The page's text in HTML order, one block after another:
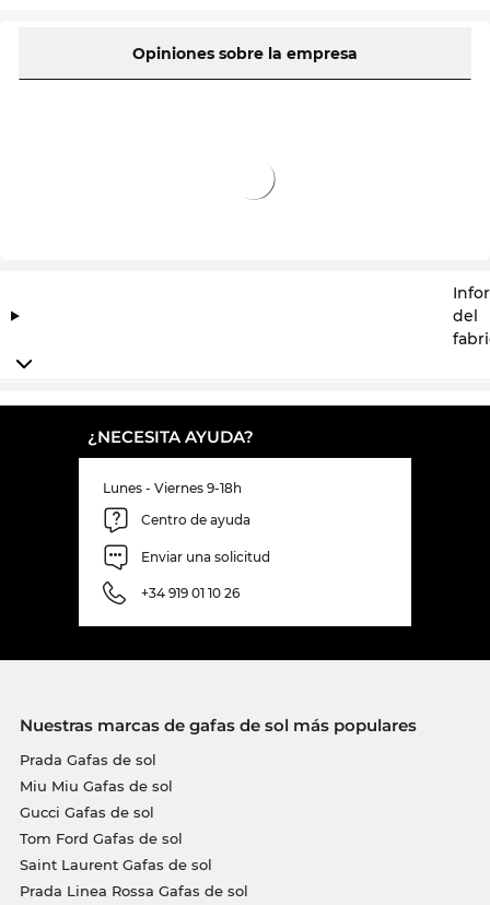
Opiniones sobre la empresa
del
¿NECESITA AYUDA?
Lunes - Viernes 9-18h
Centro de ayuda
Enviar una solicitud
+34 919 01 10 26
Nuestras marcas de gafas de sol más populares
Prada Gafas de sol
Miu Miu Gafas de sol
Gucci Gafas de sol
Tom Ford Gafas de sol
Saint Laurent Gafas de sol
Prada Linea Rossa Gafas de sol